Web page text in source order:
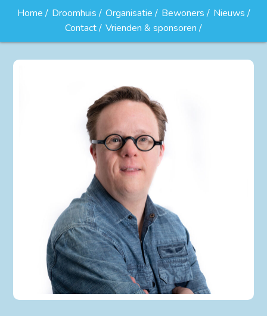
Home Droomhuis Organisatie Bewoners
Nieuws
Contact
Vrienden & sponsoren